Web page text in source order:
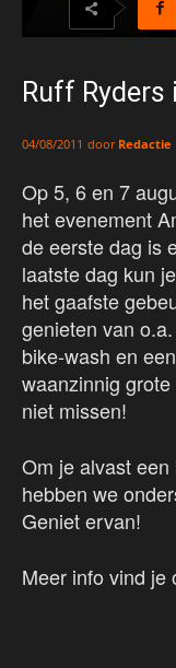
Ruff
04/08/2011 door Redactie
Op 5, 6 en 7
het evenement
de eerste dag is
laatste dag kun
het gaafste
genieten van
bike-wash en
waanzinnig
niet missen!
Om je alvast
hebben we
Geniet ervan!
Meer info vind je